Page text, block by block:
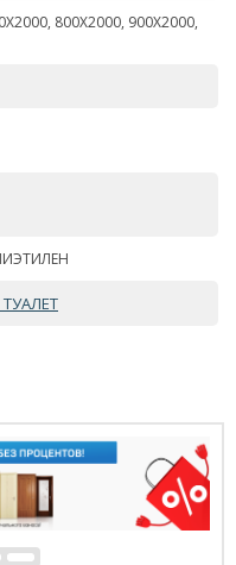
800Х2000, 900Х2000,